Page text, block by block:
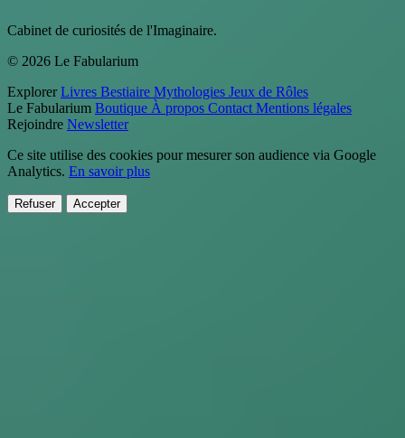
Cabinet de curiosités de l'Imaginaire.
© 2026 Le Fabularium
Explorer Livres Bestiaire Mythologies Jeux de Rôles
Le Fabularium Boutique À propos Contact Mentions légales
Rejoindre Newsletter
Ce site utilise des cookies pour mesurer son audience via Google
Analytics. En savoir plus
Refuser Accepter